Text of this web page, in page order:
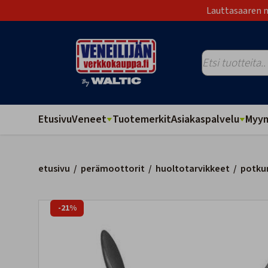
Lauttasaaren
EtusivuVeneet TuotemerkitAsiakaspalvelu
etusivu / perämoottorit / huoltotarvikkeet /
-21%